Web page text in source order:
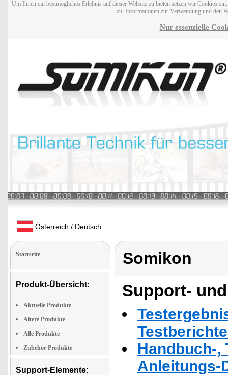
Um Ihnen ein bestmögliches Erlebnis auf dieser Website zu bieten setzen wir Cookies
zu. Informationen zur Verwendung und den
Nur essenzielle
Österreich / Deutsch
Startseite
Produkt-Übersicht:
Aktuelle Produkte
Ältere Produkte
Alle Produkte
Zubehör Produkte
Support-Elemente:
Somikon
Support-
Handbuch-,
Anleitungs-